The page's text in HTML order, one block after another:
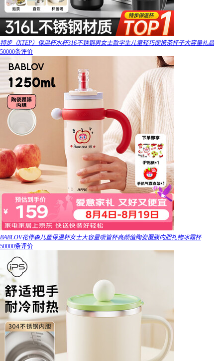
特步（XTEP）保温杯水杯316不锈钢男女士款学生儿童轻巧便携茶杯子大容量礼品
50000条评价
BABLOV花伴森儿童保温杯女士大容量吸管杯高颜值陶瓷覆膜内胆礼物冰霸杯
50000条评价